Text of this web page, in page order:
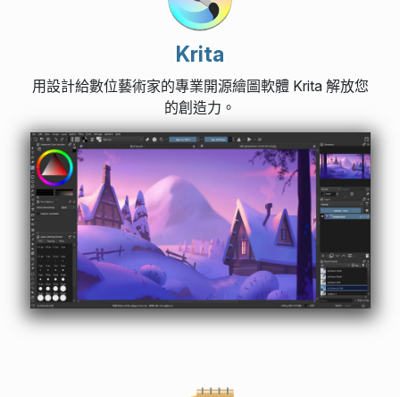
Krita
用設計給數位藝術家的專業開源繪圖軟體 Krita 解放您
的創造力。